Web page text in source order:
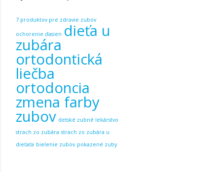
7 produktov pre zdravie zubov
ochorenie ďasien dieťa u
zubára
ortodontická
liečba
ortodoncia
zmena farby
zubov detské zubné lekárstvo
strach zo zubára strach zo zubára u
dieťaťa bielenie zubov pokazené zuby